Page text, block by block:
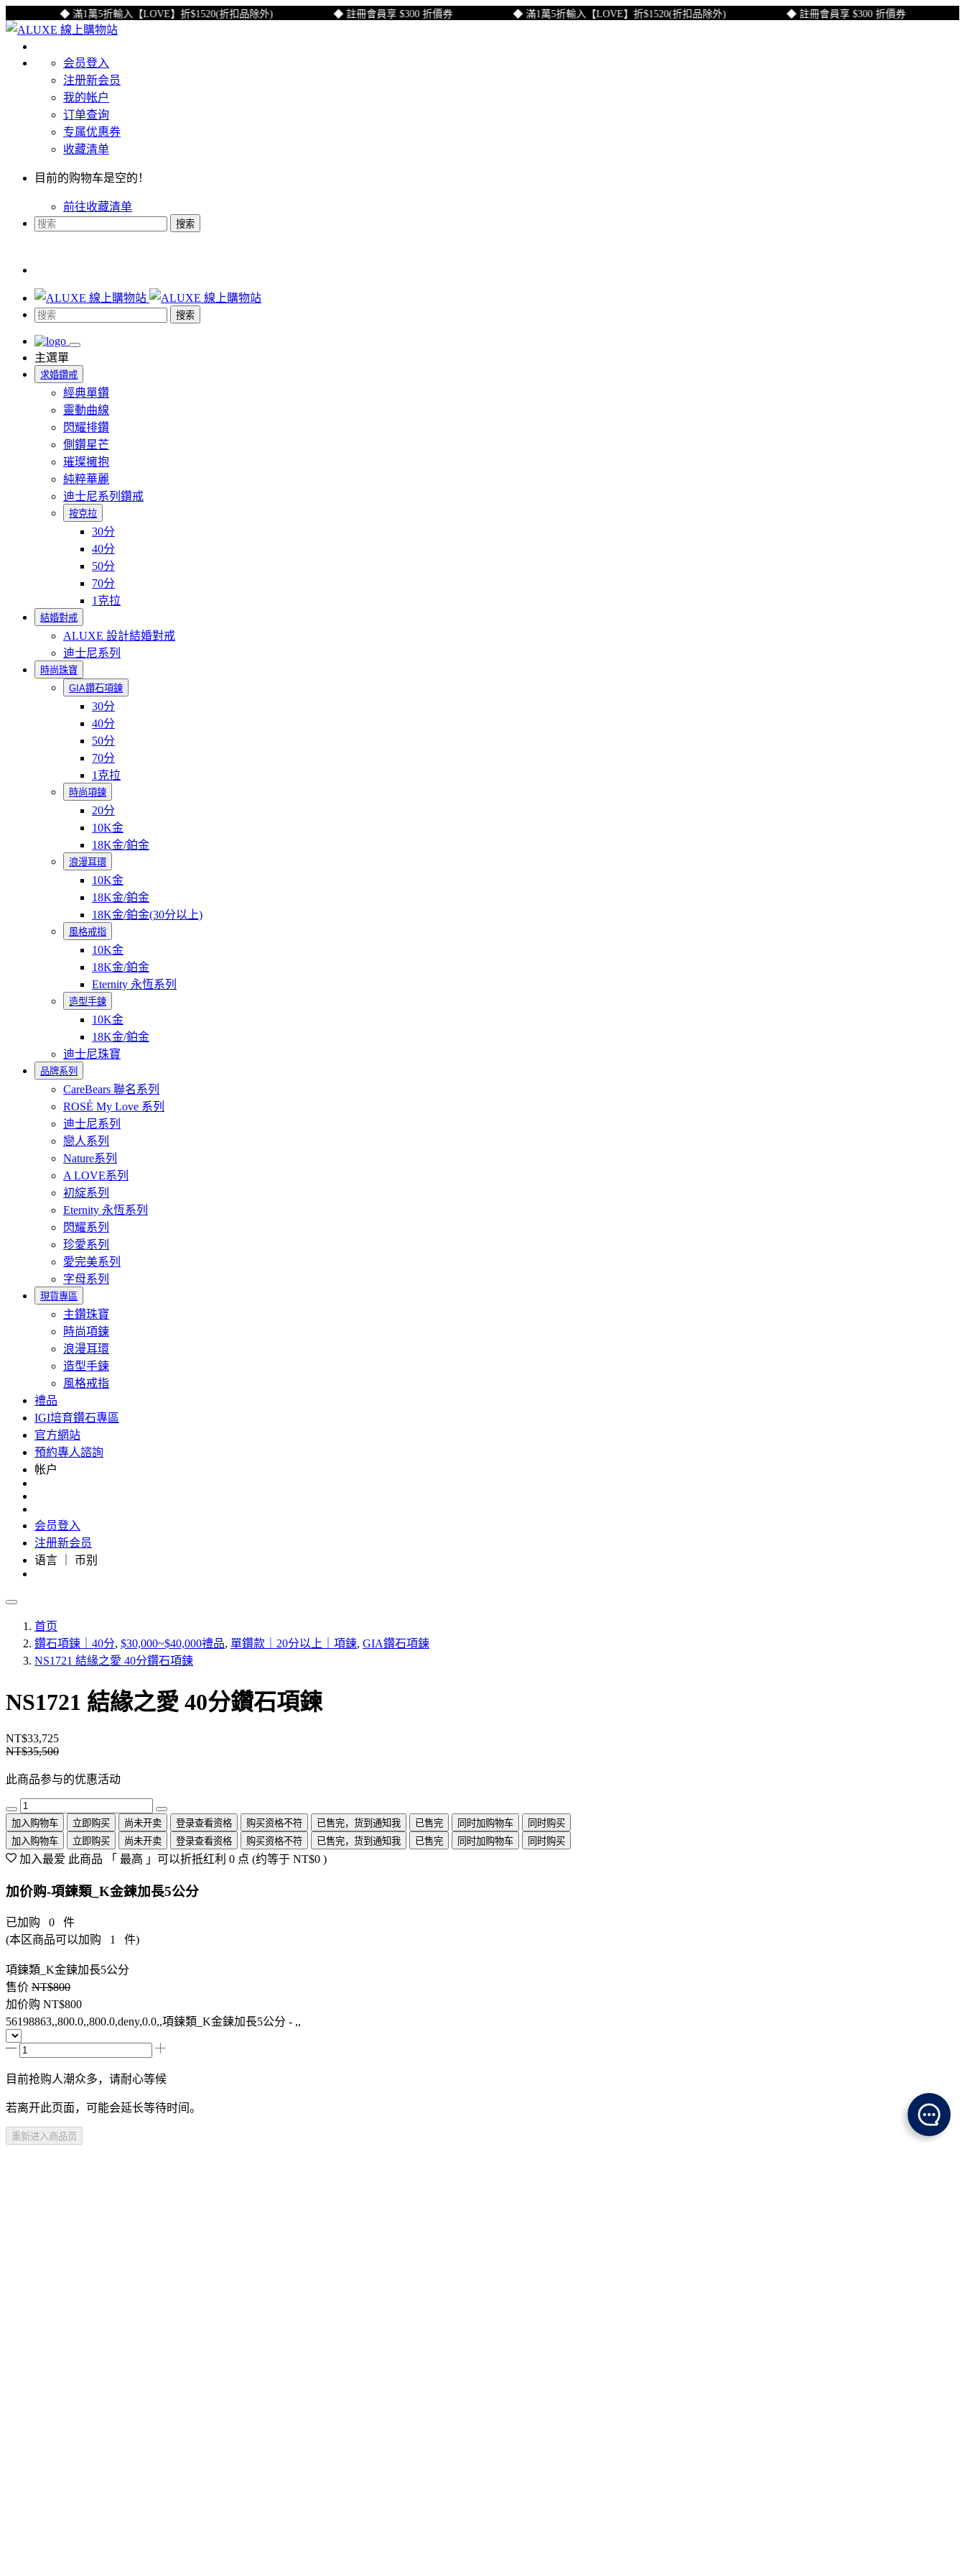
◆ 滿1萬5折輸入【LOVE】折$1520(折扣品除外) ◆ 註冊會員享 $300 折價券 ◆ 滿1萬5折輸入【LOVE】折$1520(折扣品除外) ◆ 註冊會員享 $300 折價券
会员登入
注册新会员
我的帐户
订单查询
专属优惠券
收藏清单
目前的购物车是空的！
前往收藏清单
搜索
搜索
主選單
求婚鑽戒
經典單鑽
靈動曲線
閃耀排鑽
側鑽星芒
璀璨擁抱
純粹華麗
迪士尼系列鑽戒
按克拉
30分
40分
50分
70分
1克拉
結婚對戒
ALUXE 設計結婚對戒
迪士尼系列
時尚珠寶
GIA鑽石項鍊
30分
40分
50分
70分
1克拉
時尚項鍊
20分
10K金
18K金/鉑金
浪漫耳環
10K金
18K金/鉑金
18K金/鉑金(30分以上)
風格戒指
10K金
18K金/鉑金
Eternity 永恆系列
造型手鍊
10K金
18K金/鉑金
迪士尼珠寶
品牌系列
CareBears 聯名系列
ROSÉ My Love 系列
迪士尼系列
戀人系列
Nature系列
A LOVE系列
初綻系列
Eternity 永恆系列
閃耀系列
珍愛系列
愛完美系列
字母系列
現貨專區
主鑽珠寶
時尚項鍊
浪漫耳環
造型手鍊
風格戒指
禮品
IGI培育鑽石專區
官方網站
預約專人諮詢
帐户
会员登入
注册新会员
语言 ｜ 币别
首页
鑽石項鍊｜40分, $30,000~$40,000禮品, 單鑽款｜20分以上｜項鍊, GIA鑽石項鍊
NS1721 結緣之愛 40分鑽石項鍊
NS1721 結緣之愛 40分鑽石項鍊
NT$33,725
NT$35,500
此商品参与的优惠活动
加入购物车 立即购买 尚未开卖 登录查看资格 购买资格不符 已售完，货到通知我 已售完 同时加购物车
同时购买
加入购物车
立即购买 尚未开卖 登录查看资格 购买资格不符 已售完，货到通知我 已售完 同时加购物车 同时购买
加入最爱 此商品 「 最高 」可以折抵红利 0 点 (约等于 NT$0 )
加价购-項鍊類_K金鍊加長5公分
已加购 0 件
(本区商品可以加购 1 件)
項鍊類_K金鍊加長5公分
售价 NT$800
加价购 NT$800
56198863,,800.0,,800.0,deny,0.0,,項鍊類_K金鍊加長5公分 - ,,
目前抢购人潮众多，请耐心等候
若离开此页面，可能会延长等待时间。
重新进入商品页